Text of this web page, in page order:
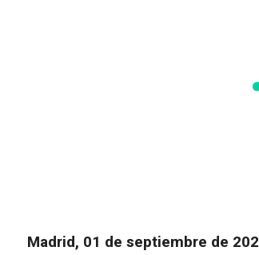
Madrid, 01 de septiembre de